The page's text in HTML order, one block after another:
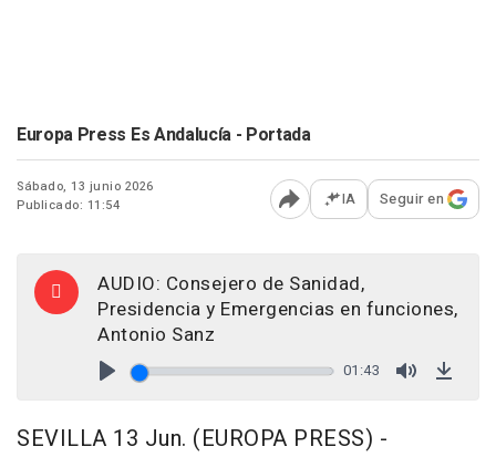
Europa Press Es Andalucía - Portada
Sábado, 13 junio 2026
Publicado: 11:54
Abrir opciones para
IA Seguir en
AUDIO: Consejero de Sanidad,
Presidencia y Emergencias en funciones,
Antonio Sanz
01:43
SEVILLA 13 Jun. (EUROPA PRESS) -